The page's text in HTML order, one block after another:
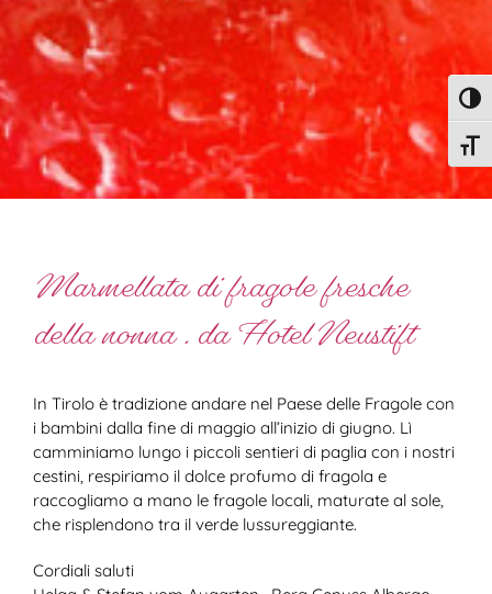
Marmellata di fragole fresche
della nonna . da Hotel Neustift
In Tirolo è tradizione andare nel Paese delle Fragole con
i bambini dalla fine di maggio all’inizio di giugno. Lì
camminiamo lungo i piccoli sentieri di paglia con i nostri
cestini, respiriamo il dolce profumo di fragola e
raccogliamo a mano le fragole locali, maturate al sole,
che risplendono tra il verde lussureggiante.
Cordiali saluti